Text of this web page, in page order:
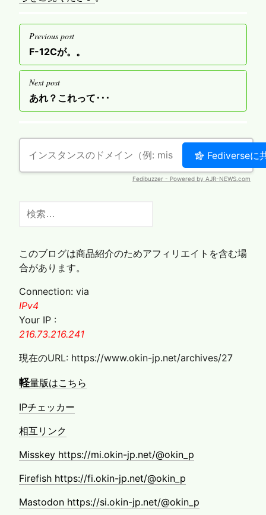
投
稿
ナ
ビ
ゲ
ー
ョ
ン
Previous post
Previous
F-12Cが。。
Next post
Next
post
あれ？これって･･･
索:
このブログは商品紹介のためアフィリエイトを含む場
合があります。
Connection: via
IPv4
Your IP :
216.73.216.241
現在のURL: https://www.okin-jp.net/archives/27
軽量版はこちら
IPチェッカー
相互リンク
Misskey https://mi.okin-jp.net/@okin_p
Firefish https://fi.okin-jp.net/@okin_p
Mastodon https://si.okin-jp.net/@okin_p